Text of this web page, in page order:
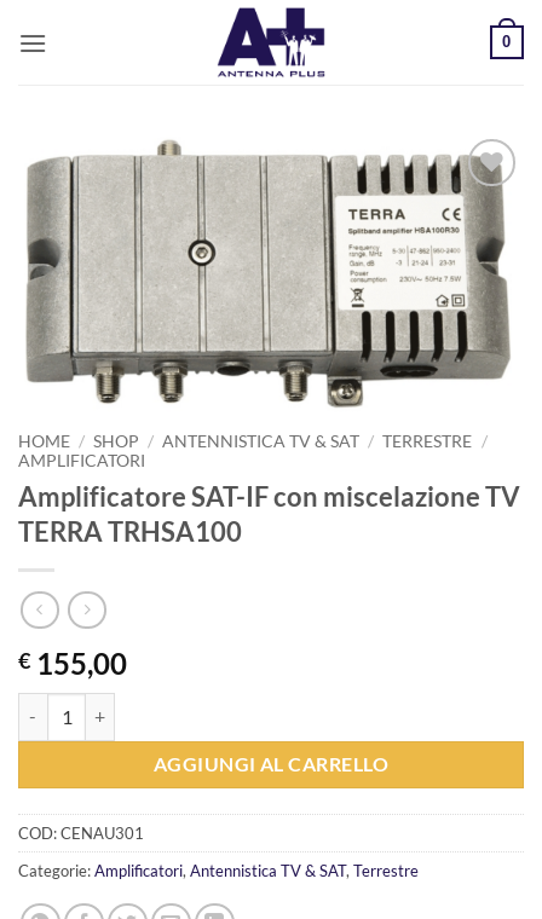
0
AGGIUNGI
ALLA
LISTA DEI
DESIDERI
HOME / SHOP / ANTENNISTICA TV & SAT / TERRESTRE /
AMPLIFICATORI
Amplificatore SAT-IF con miscelazione TV
TERRA TRHSA100
€ 155,00
AGGIUNGI AL CARRELLO
COD:CENAU301
Categorie:Amplificatori, Antennistica TV & SAT, Terrestre